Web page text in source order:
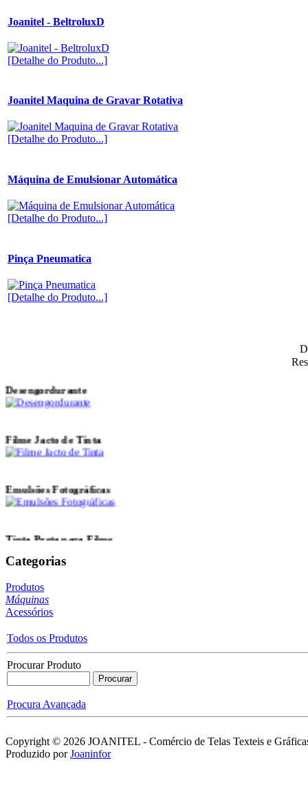
Joanitel - BeltroluxD
[Detalhe do Produto...]
Joanitel Maquina de Gravar Rotativa
[Detalhe do Produto...]
Máquina de Emulsionar Automática
[Detalhe do Produto...]
Pinça Pneumatica
[Detalhe do Produto...]
Joanitel - Beltrocop
Joanitel - Tensiometro
Desengordurante
Filme Jacto de Tinta
Emulsões Fotográficas
Tinta Preta para Filme
UV Integrador D
Catalisadores para
Emulsões
Removedores Emulsão
Não Catalisada
Categorias
Produtos
Máquinas
Acessórios
Todos os Produtos
Procurar Produto
Procura Avançada
Copyright © 2026 JOANITEL - Comércio de Telas Texteis e
Produzido porJoaninfor